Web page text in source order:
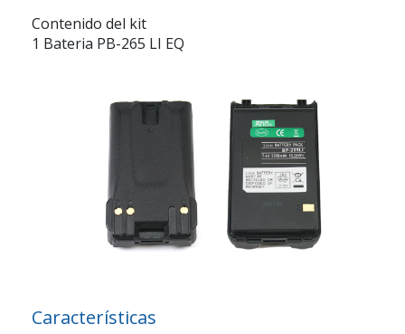
Contenido del kit
1 Bateria PB-265 LI EQ
Características